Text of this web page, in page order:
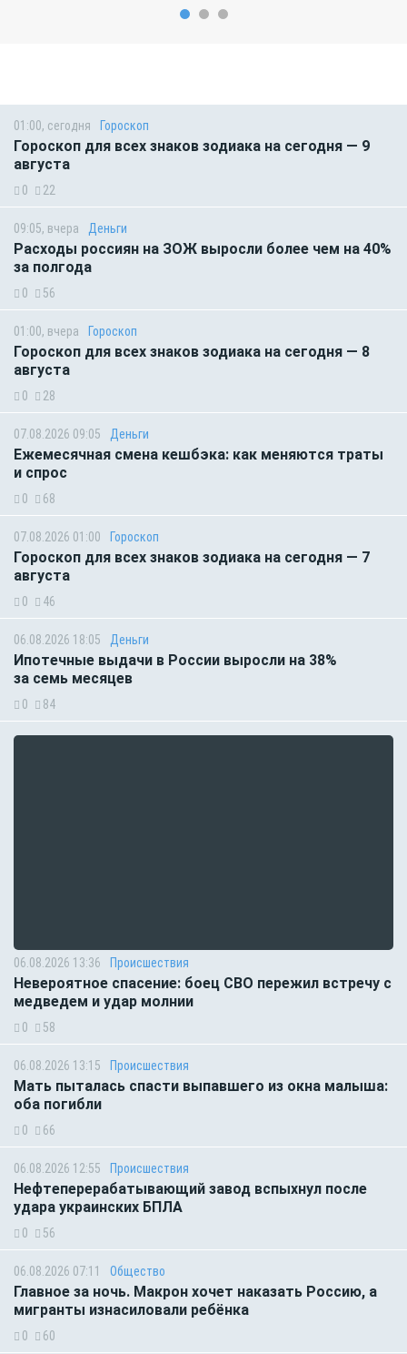
01:00, сегодня Гороскоп
Гороскоп для всех знаков зодиака на сегодня — 9
августа
0 22
09:05, вчера Деньги
Расходы россиян на ЗОЖ выросли более чем на 40%
за полгода
0 56
01:00, вчера Гороскоп
Гороскоп для всех знаков зодиака на сегодня — 8
августа
0 28
07.08.2026 09:05 Деньги
Ежемесячная смена кешбэка: как меняются траты
и спрос
0 68
07.08.2026 01:00 Гороскоп
Гороскоп для всех знаков зодиака на сегодня — 7
августа
0 46
06.08.2026 18:05 Деньги
Ипотечные выдачи в России выросли на 38%
за семь месяцев
0 84
06.08.2026 13:36 Происшествия
Невероятное спасение: боец СВО пережил встречу с
медведем и удар молнии
0 58
06.08.2026 13:15 Происшествия
Мать пыталась спасти выпавшего из окна малыша:
оба погибли
0 66
06.08.2026 12:55 Происшествия
Нефтеперерабатывающий завод вспыхнул после
удара украинских БПЛА
0 56
06.08.2026 07:11 Общество
Главное за ночь. Макрон хочет наказать Россию, а
мигранты изнасиловали ребёнка
0 60